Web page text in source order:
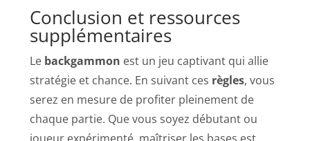
Conclusion et ressources
supplémentaires
Le backgammon est un jeu captivant qui allie
stratégie et chance. En suivant ces règles, vous
serez en mesure de profiter pleinement de
chaque partie. Que vous soyez débutant ou